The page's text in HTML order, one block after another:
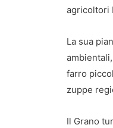
agricoltori
La sua
farro
zuppe
Il Grano